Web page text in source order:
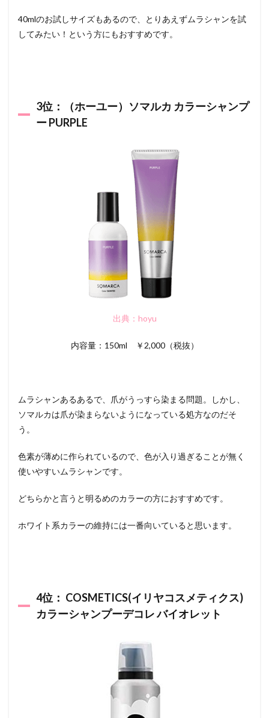
40mlのお試しサイズもあるので、とりあえずムラシャンを試
してみたい！という方にもおすすめです。
3位：（ホーユー）ソマルカ カラーシャンプ
ー PURPLE
出典：hoyu
内容量：150ml ￥2,000（税抜）
ムラシャンあるあるで、爪がうっすら染まる問題。しかし、
ソマルカは爪が染まらないようになっている処方なのだそ
う。
色素が薄めに作られているので、色が入り過ぎることが無く
使いやすいムラシャンです。
どちらかと言うと明るめのカラーの方におすすめです。
ホワイト系カラーの維持には一番向いていると思います。
4位： COSMETICS(イリヤコスメティクス)
カラーシャンプーデコレ バイオレット